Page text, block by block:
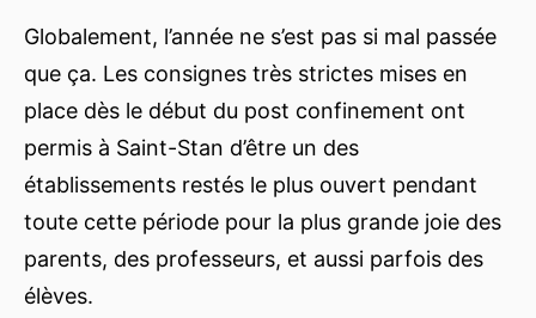
Globalement, l’année ne s’est pas si mal passée
que ça. Les consignes très strictes mises en
place dès le début du post confinement ont
permis à Saint-Stan d’être un des
établissements restés le plus ouvert pendant
toute cette période pour la plus grande joie des
parents, des professeurs, et aussi parfois des
élèves.